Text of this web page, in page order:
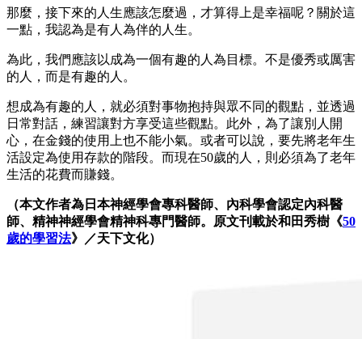
那麼，接下來的人生應該怎麼過，才算得上是幸福呢？關於這
一點，我認為是有人為伴的人生。
為此，我們應該以成為一個有趣的人為目標。不是優秀或厲害
的人，而是有趣的人。
想成為有趣的人，就必須對事物抱持與眾不同的觀點，並透過
日常對話，練習讓對方享受這些觀點。此外，為了讓別人開
心，在金錢的使用上也不能小氣。或者可以說，要先將老年生
活設定為使用存款的階段。而現在50歲的人，則必須為了老年
生活的花費而賺錢。
（本文作者為日本神經學會專科醫師、內科學會認定內科醫
師、精神神經學會精神科專門醫師。原文刊載於和田秀樹《50
歲的學習法》／天下文化）